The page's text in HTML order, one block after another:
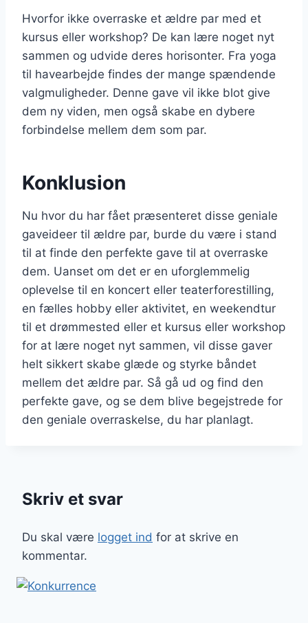
Hvorfor ikke overraske et ældre par med et
kursus eller workshop? De kan lære noget nyt
sammen og udvide deres horisonter. Fra yoga
til havearbejde findes der mange spændende
valgmuligheder. Denne gave vil ikke blot give
dem ny viden, men også skabe en dybere
forbindelse mellem dem som par.
Konklusion
Nu hvor du har fået præsenteret disse geniale
gaveideer til ældre par, burde du være i stand
til at finde den perfekte gave til at overraske
dem. Uanset om det er en uforglemmelig
oplevelse til en koncert eller teaterforestilling,
en fælles hobby eller aktivitet, en weekendtur
til et drømmested eller et kursus eller workshop
for at lære noget nyt sammen, vil disse gaver
helt sikkert skabe glæde og styrke båndet
mellem det ældre par. Så gå ud og find den
perfekte gave, og se dem blive begejstrede for
den geniale overraskelse, du har planlagt.
Skriv et svar
Du skal være logget ind for at skrive en
kommentar.